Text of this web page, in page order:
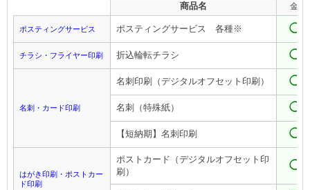
商品名 金
ポスティングサービス ポスティングサービス 各種※ ◯
チラシ・フライヤー印刷 折込輪転チラシ ◯
名刺・カード印刷
名刺印刷（デジタルオフセット印刷） ◯
名刺（特殊紙） ◯
【短納期】名刺印刷 ◯
はがき印刷・ポストカー
ド印刷
ポストカード（デジタルオフセット印
刷）
◯